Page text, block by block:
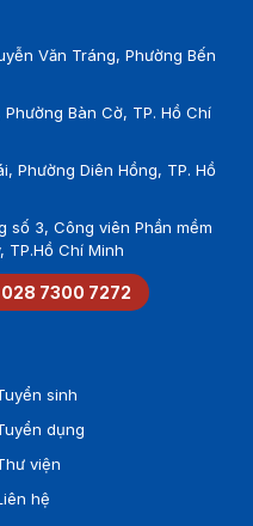
Văn Tráng, Phường Bến
Bàn Cờ, TP. Hồ Chí
Phường Diên Hồng, TP. Hồ
số 3, Công viên Phần mềm
TP.Hồ Chí Minh
028 7300 7272
sinh
dụng
viện
hệ